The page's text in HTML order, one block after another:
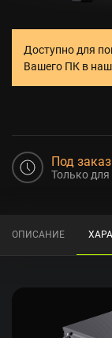
Доступно для
Вашего ПК в
Под заказ
Только для
ОПИСАНИЕ